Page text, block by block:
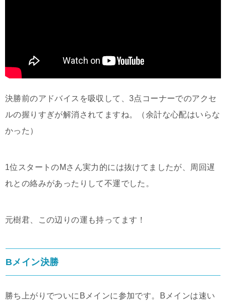
決勝前のアドバイスを吸収して、3点コーナーでのアクセ
ルの握りすぎが解消されてますね。（余計な心配はいらな
かった）
1位スタートのMさん実力的には抜けてましたが、周回遅
れとの絡みがあったりして不運でした。
元樹君、この辺りの運も持ってます！
Bメイン決勝
勝ち上がりでついにBメインに参加です。Bメインは速い